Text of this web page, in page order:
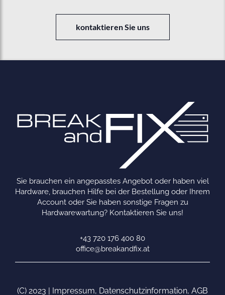
kontaktieren Sie uns
Sie brauchen ein angepasstes Angebot oder haben viel
Hardware, brauchen Hilfe bei der Bestellung oder Ihrem
Account oder Sie haben sonstige Fragen zu
Hardwarewartung? Kontaktieren Sie uns!
+43 720 176 400 80
office@breakandfix.at
(C) 2023 | Impressum, Datenschutzinformation, AGB